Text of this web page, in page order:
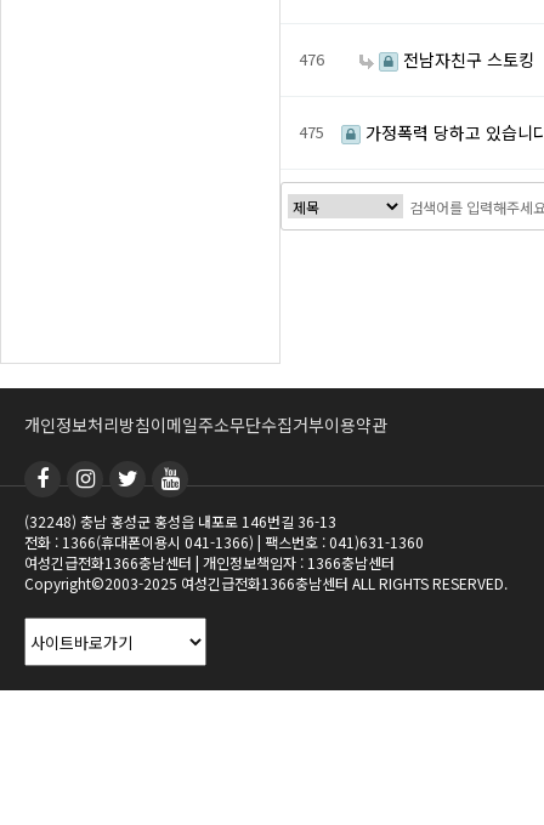
476 전남자친구 스토킹
475 가정폭력 당하고 있습니
개인정보처리방침이메일주소무단수집거부이용약관
(32248) 충남 홍성군 홍성읍 내포로 146번길 36-13
전화 : 1366(휴대폰이용시 041-1366) | 팩스번호 : 041)631-1360
여성긴급전화1366충남센터 | 개인정보책임자 : 1366충남센터
Copyright©2003-2025 여성긴급전화1366충남센터 ALL RIGHTS RESERVED.